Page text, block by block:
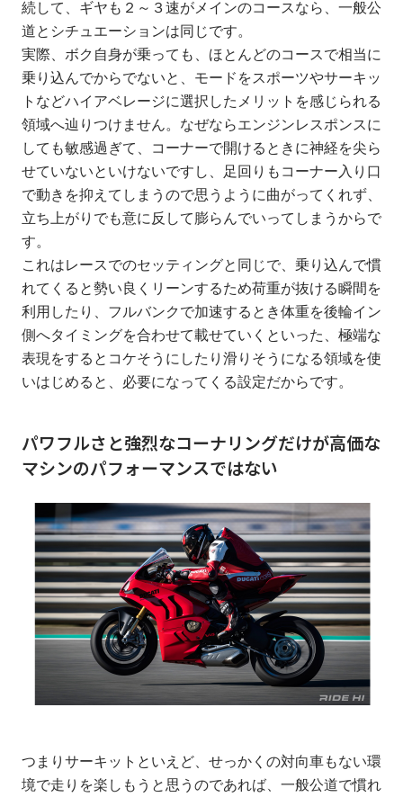
続して、ギヤも２～３速がメインのコースなら、一般公
道とシチュエーションは同じです。
実際、ボク自身が乗っても、ほとんどのコースで相当に
乗り込んでからでないと、モードをスポーツやサーキッ
トなどハイアベレージに選択したメリットを感じられる
領域へ辿りつけません。なぜならエンジンレスポンスに
しても敏感過ぎて、コーナーで開けるときに神経を尖ら
せていないといけないですし、足回りもコーナー入り口
で動きを抑えてしまうので思うように曲がってくれず、
立ち上がりでも意に反して膨らんでいってしまうからで
す。
これはレースでのセッティングと同じで、乗り込んで慣
れてくると勢い良くリーンするため荷重が抜ける瞬間を
利用したり、フルバンクで加速するとき体重を後輪イン
側へタイミングを合わせて載せていくといった、極端な
表現をするとコケそうにしたり滑りそうになる領域を使
いはじめると、必要になってくる設定だからです。
パワフルさと強烈なコーナリングだけが高価な
マシンのパフォーマンスではない
つまりサーキットといえど、せっかくの対向車もない環
境で走りを楽しもうと思うのであれば、一般公道で慣れ